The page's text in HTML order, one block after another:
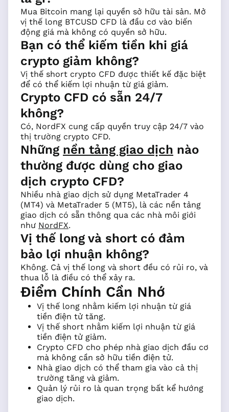
Mua Bitcoin mang lại quyền sở hữu tài sản. Mở
vị thế long BTCUSD CFD là đầu cơ vào biến
động giá mà không có quyền sở hữu.
Bạn có thể kiếm tiền khi giá
crypto giảm không?
Vị thế short crypto CFD được thiết kế đặc biệt
để có thể kiếm lợi nhuận từ giá giảm.
Crypto CFD có sẵn 24/7
không?
Có, NordFX cung cấp quyền truy cập 24/7 vào
thị trường crypto CFD.
Những nền tảng giao dịch nào
thường được dùng cho giao
dịch crypto CFD?
Nhiều nhà giao dịch sử dụng MetaTrader 4
(MT4) và MetaTrader 5 (MT5), là các nền tảng
giao dịch có sẵn thông qua các nhà môi giới
như NordFX.
Vị thế long và short có đảm
bảo lợi nhuận không?
Không. Cả vị thế long và short đều có rủi ro, và
thua lỗ là điều có thể xảy ra.
Điểm Chính Cần Nhớ
Vị thế long nhằm kiếm lợi nhuận từ giá
tiền điện tử tăng.
Vị thế short nhằm kiếm lợi nhuận từ giá
tiền điện tử giảm.
Crypto CFD cho phép nhà giao dịch đầu cơ
mà không cần sở hữu tiền điện tử.
Nhà giao dịch có thể tham gia vào cả thị
trường tăng và giảm.
Quản lý rủi ro là quan trọng bất kể hướng
giao dịch.